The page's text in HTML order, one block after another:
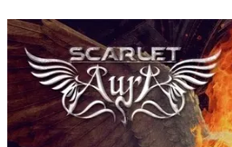
Pagina externă
Pagina externă
Pagina externă
Pagina externă
Pagina externă